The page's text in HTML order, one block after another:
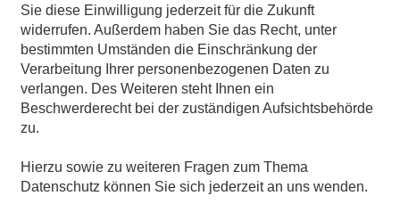
Sie diese Einwilligung jederzeit für die Zukunft
widerrufen. Außerdem haben Sie das Recht, unter
bestimmten Umständen die Einschränkung der
Verarbeitung Ihrer personenbezogenen Daten zu
verlangen. Des Weiteren steht Ihnen ein
Beschwerderecht bei der zuständigen Aufsichtsbehörde
zu.
Hierzu sowie zu weiteren Fragen zum Thema
Datenschutz können Sie sich jederzeit an uns wenden.